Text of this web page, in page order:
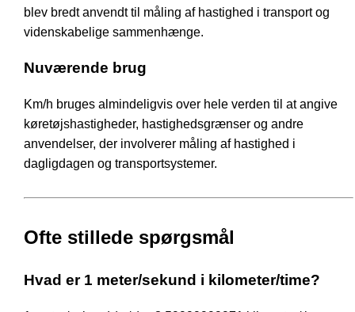
blev bredt anvendt til måling af hastighed i transport og
videnskabelige sammenhænge.
Nuværende brug
Km/h bruges almindeligvis over hele verden til at angive
køretøjshastigheder, hastighedsgrænser og andre
anvendelser, der involverer måling af hastighed i
dagligdagen og transportsystemer.
Ofte stillede spørgsmål
Hvad er 1 meter/sekund i kilometer/time?